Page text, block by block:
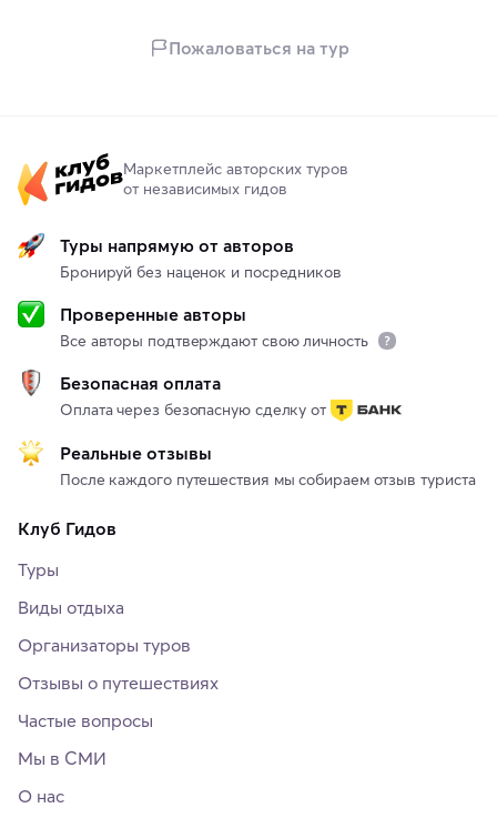
Пожаловаться на тур
Маркетплейс авторских туров
от независимых гидов
Туры напрямую от авторов
Бронируй без наценок и посредников
Проверенные авторы
Все авторы подтверждают свою личность
Безопасная оплата
Оплата через безопасную сделку от
Реальные отзывы
После каждого путешествия мы собираем отзыв туриста
Клуб Гидов
Туры
Виды отдыха
Организаторы туров
Отзывы о путешествиях
Частые вопросы
Мы в СМИ
О нас